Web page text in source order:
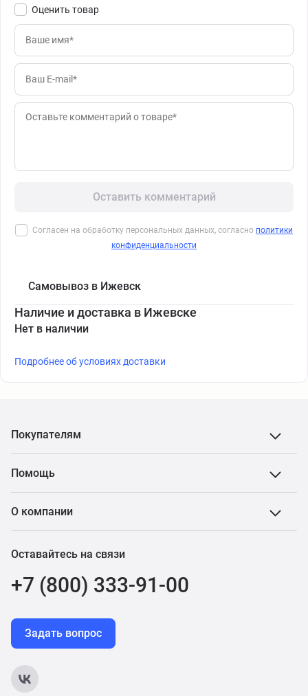
Оценить товар
Оставить комментарий
Согласен на обработку персональных данных, согласно политики
конфиденциальности
Самовывоз в Ижевск
Наличие и доставка в Ижевске
Нет в наличии
Подробнее об условиях доставки
Покупателям
Помощь
О компании
Оставайтесь на связи
+7 (800) 333-91-00
Задать вопрос